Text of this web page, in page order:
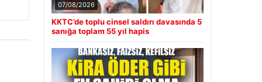
07/08/2026
KKTC’de toplu cinsel saldırı davasında 5
sanığa toplam 55 yıl hapis